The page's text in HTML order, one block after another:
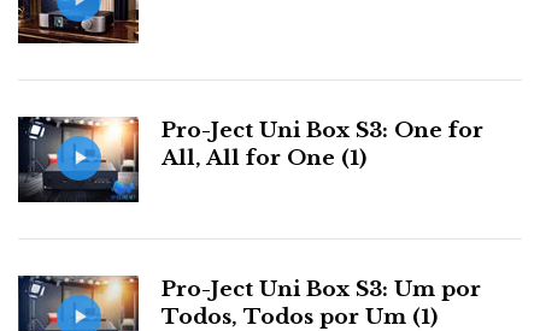
Pro-Ject Uni Box S3: One for
All, All for One (1)
Pro-Ject Uni Box S3: Um por
Todos, Todos por Um (1)